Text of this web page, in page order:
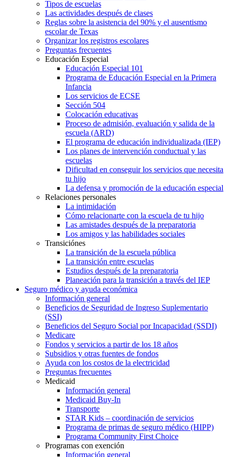
Tipos de escuelas
Las actividades después de clases
Reglas sobre la asistencia del 90% y el ausentismo
escolar de Texas
Organizar los registros escolares
Preguntas frecuentes
Educación Especial
Educación Especial 101
Programa de Educación Especial en la Primera
Infancia
Los servicios de ECSE
Sección 504
Colocación educativas
Proceso de admisión, evaluación y salida de la
escuela (ARD)
El programa de educación individualizada (IEP)
Los planes de intervención conductual y las
escuelas
Dificultad en conseguir los servicios que necesita
tu hijo
La defensa y promoción de la educación especial
Relaciones personales
La intimidación
Cómo relacionarte con la escuela de tu hijo
Las amistades después de la preparatoria
Los amigos y las habilidades sociales
Transiciónes
La transición de la escuela pública
La transición entre escuelas
Estudios después de la preparatoria
Planeación para la transición a través del IEP
Seguro médico y ayuda económica
Información general
Beneficios de Seguridad de Ingreso Suplementario
(SSI)
Beneficios del Seguro Social por Incapacidad (SSDI)
Medicare
Fondos y servicios a partir de los 18 años
Subsidios y otras fuentes de fondos
Ayuda con los costos de la electricidad
Preguntas frecuentes
Medicaid
Información general
Medicaid Buy-In
Transporte
STAR Kids – coordinación de servicios
Programa de primas de seguro médico (HIPP)
Programa Community First Choice
Programas con exención
Información general